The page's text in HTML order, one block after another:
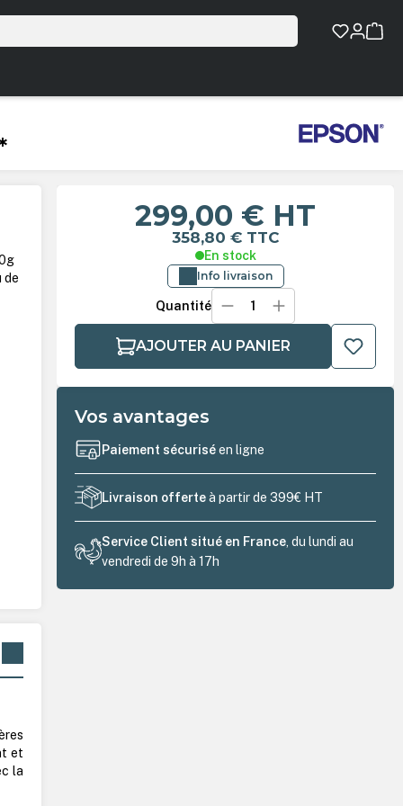
de
299,00 € HT
358,80 € TTC
En stock
Info livraison
Quantité
AJOUTER AU PANIER
Vos avantages
Paiement sécuriséen ligne
Livraison offerteà partir de 399€ HT
Service Client situé en France , du lundi au
vendredi de 9h à 17h
et
la